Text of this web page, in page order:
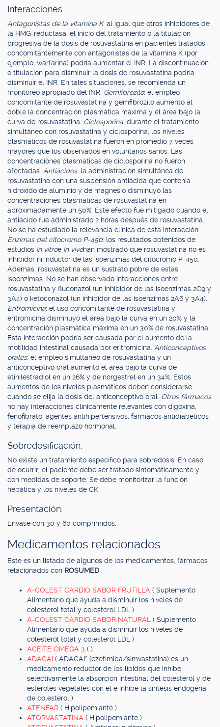
Interacciones.
Antagonistas de la vitamina K: al igual que otros inhibidores de
la HMG-reductasa, el inicio del tratamiento o la titulación
progresiva de la dosis de rosuvastatina en pacientes tratados
concomitantemente con antagonistas de la vitamina K (por
ejemplo, warfarina) podría aumentar el INR. La discontinuación
o titulación para disminuir la dosis de rosuvastatina podría
disminuir el INR. En tales situaciones, se recomienda un
monitoreo apropiado del INR. Gemfibrozilo: el empleo
concomitante de rosuvastatina y gemfibrozilo aumentó al
doble la concentración plasmática máxima y el área bajo la
curva de rosuvastatina. Ciclosporina: durante el tratamiento
simultáneo con rosuvastatina y ciclosporina, los niveles
plasmáticos de rosuvastatina fueron en promedio 7 veces
mayores que los observados en voluntarios sanos. Las
concentraciones plasmáticas de ciclosporina no fueron
afectadas. Antiácidos: la administración simultánea de
rosuvastatina con una suspensión antiácida que contenía
hidróxido de aluminio y de magnesio disminuyó las
concentraciones plasmáticas de rosuvastatina en
aproximadamente un 50%. Este efecto fue mitigado cuando el
antiácido fue administrado 2 horas después de rosuvastatina.
No se ha estudiado la relevancia clínica de esta interacción.
Enzimas del citocromo P-450: los resultados obtenidos de
estudios in vitroe in vivohan mostrado que rosuvastatina no es
inhibidor ni inductor de las isoenzimas del citocromo P-450.
Además, rosuvastatina es un sustrato pobre de estas
isoenzimas. No se han observado interacciones entre
rosuvastatina y fluconazol (un inhibidor de las isoenzimas 2C9 y
3A4) o ketoconazol (un inhibidor de las isoenzimas 2A6 y 3A4).
Eritromicina: el uso concomitante de rosuvastatina y
eritromicina disminuyó el área bajo la curva en un 20% y la
concentración plasmática máxima en un 30% de rosuvastatina.
Esta interacción podría ser causada por el aumento de la
motilidad intestinal causada por eritromicina. Anticonceptivos
orales: el empleo simultáneo de rosuvastatina y un
anticonceptivo oral aumentó el área bajo la curva de
etinilestradiol en un 26% y de norgestrel en un 34%. Estos
aumentos de los niveles plasmáticos deben considerarse
cuando se elija la dosis del anticonceptivo oral. Otros fármacos:
no hay interacciones clínicamente relevantes con digoxina,
fenofibrato, agentes antihipertensivos, fármacos antidiabéticos
y terapia de reemplazo hormonal.
Sobredosificación.
No existe un tratamiento específico para sobredosis. En caso
de ocurrir, el paciente debe ser tratado sintomáticamente y
con medidas de soporte. Se debe monitorizar la función
hepática y los niveles de CK.
Presentación.
Envase con 30 y 60 comprimidos.
Medicamentos relacionados
Este es un listado de algunos de los medicamentos, fármacos
relacionados con ROSUMED
A-COLEST CARDIO SABOR FRUTILLA ( Suplemento
Alimentario que ayuda a disminuir los niveles de
colesterol total y colesterol LDL )
A-COLEST CARDIO SABOR NATURAL ( Suplemento
Alimentario que ayuda a disminuir los niveles de
colesterol total y colesterol LDL )
ACEITE OMEGA 3 ( )
ADACAI ( ADACAI* (ezetimiba/simvastatina) es un
medicamento reductor de los lípidos que inhibe
selectivamente la absorción intestinal del colesterol y de
esteroles vegetales con él e inhibe la síntesis endógena
de colesterol )
ATENFAR ( Hipolipemiante )
ATORVASTATINA ( Hipolipemiante )